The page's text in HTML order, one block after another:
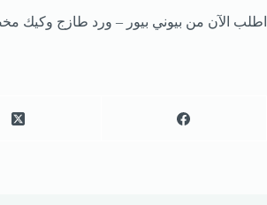
اطلب الآن من بيوني بيور – ورد طازج وكيك